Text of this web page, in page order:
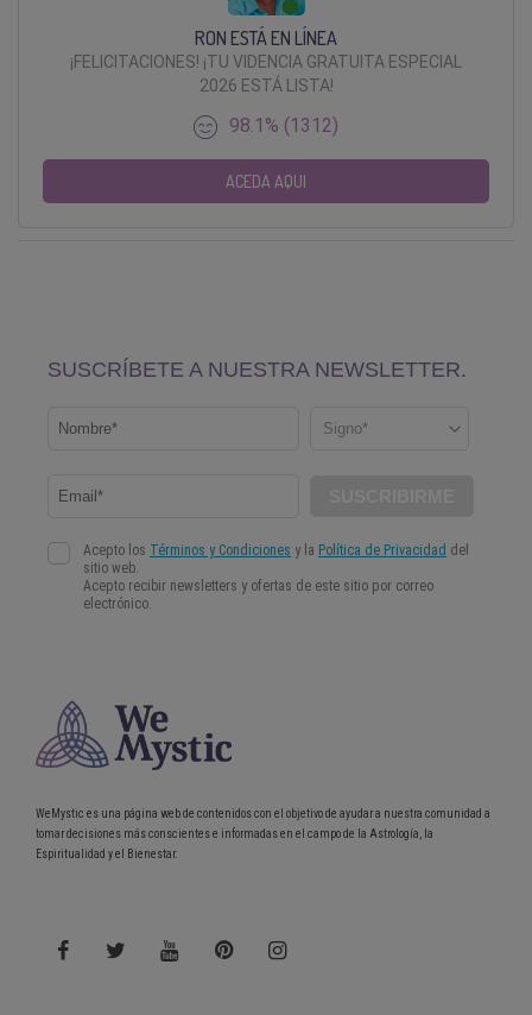
RON ESTÁ EN LÍNEA
¡FELICITACIONES! ¡TU VIDENCIA GRATUITA ESPECIAL
2026 ESTÁ LISTA!
98.1% (1312)
ACEDA AQUI
WeMystic es una página web de contenidos con el objetivo de ayudar a nuestra comunidad a
tomar decisiones más conscientes e informadas en el campo de la Astrología, la
Espiritualidad y el Bienestar.